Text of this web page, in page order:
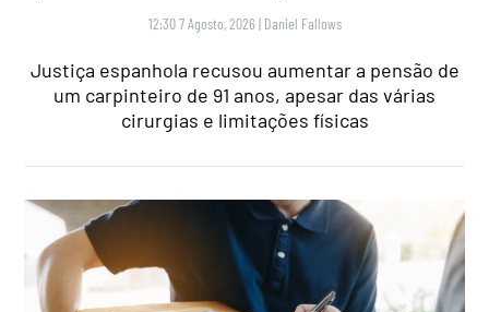
12:30 7 Agosto, 2026 | Daniel Fallows
Justiça espanhola recusou aumentar a pensão de
um carpinteiro de 91 anos, apesar das várias
cirurgias e limitações físicas